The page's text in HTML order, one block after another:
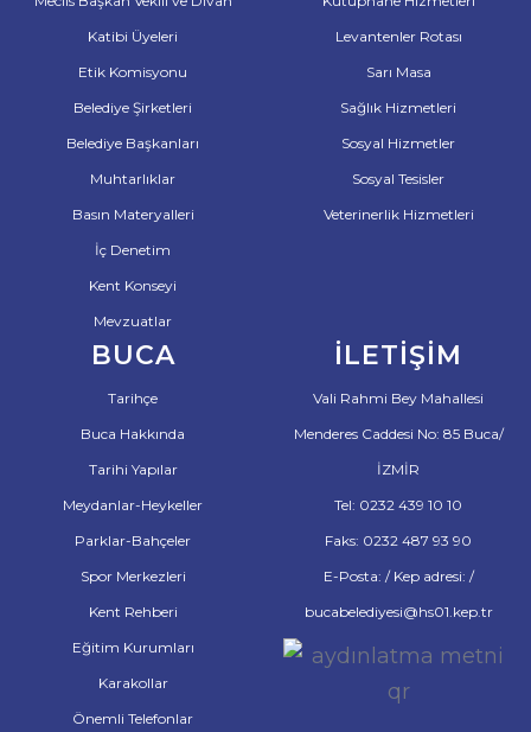
Katibi Üyeleri
Etik Komisyonu
Belediye Şirketleri
Belediye Başkanları
Muhtarlıklar
Basın Materyalleri
İç Denetim
Kent Konseyi
Mevzuatlar
Levantenler Rotası
Sarı Masa
Sağlık Hizmetleri
Sosyal Hizmetler
Sosyal Tesisler
Veterinerlik Hizmetleri
BUCA
Tarihçe
Buca Hakkında
Tarihi Yapılar
Meydanlar-Heykeller
Parklar-Bahçeler
Spor Merkezleri
Kent Rehberi
Eğitim Kurumları
Karakollar
Önemli Telefonlar
İLETIŞIM
Vali Rahmi Bey Mahallesi
Menderes Caddesi No: 85 Buca/
İZMİR
Tel: 0232 439 10 10
Faks: 0232 487 93 90
E-Posta: / Kep adresi: /
bucabelediyesi@hs01.kep.tr